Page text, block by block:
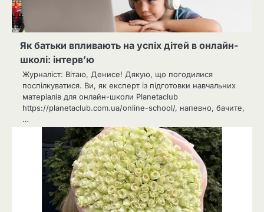
Як батьки впливають на успіх дітей в онлайн-
школі: інтерв’ю
Журналіст: Вітаю, Денисе! Дякую, що погодилися
поспілкуватися. Ви, як експерт із підготовки навчальних
матеріалів для онлайн-школи Planetaclub
https://planetaclub.com.ua/online-school/, напевно, бачите,
…